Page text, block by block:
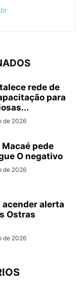
rede de
para
de 2026
pede
O negativo
de 2026
acender alerta
Ostras
de 2026